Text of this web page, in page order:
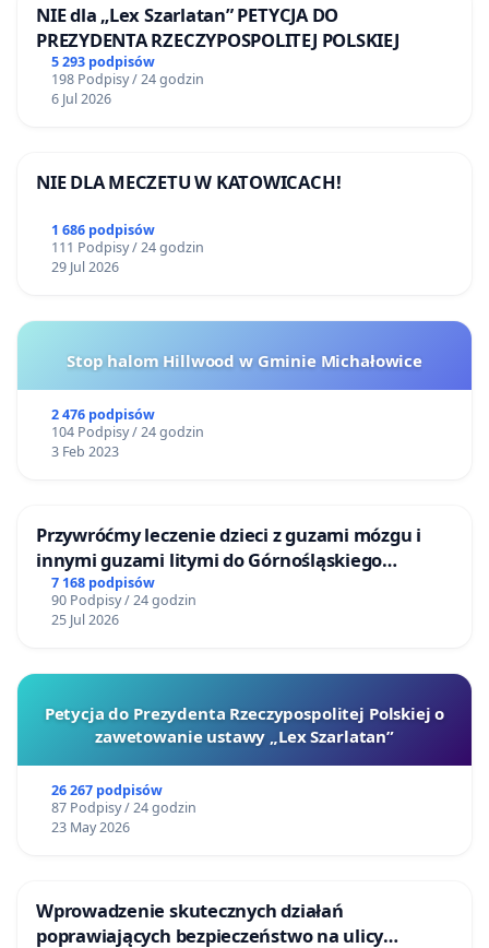
NIE dla „Lex Szarlatan” PETYCJA DO
PREZYDENTA RZECZYPOSPOLITEJ POLSKIEJ
5 293 podpisów
198 Podpisy / 24 godzin
6 Jul 2026
NIE DLA MECZETU W KATOWICACH!
1 686 podpisów
111 Podpisy / 24 godzin
29 Jul 2026
Stop halom Hillwood w Gminie Michałowice
2 476 podpisów
104 Podpisy / 24 godzin
3 Feb 2023
Przywróćmy leczenie dzieci z guzami mózgu i
innymi guzami litymi do Górnośląskiego
Centrum Zdrowia Dziecka w Katowicach
7 168 podpisów
90 Podpisy / 24 godzin
25 Jul 2026
Petycja do Prezydenta Rzeczypospolitej Polskiej o
zawetowanie ustawy „Lex Szarlatan”
26 267 podpisów
87 Podpisy / 24 godzin
23 May 2026
Wprowadzenie skutecznych działań
poprawiających bezpieczeństwo na ulicy